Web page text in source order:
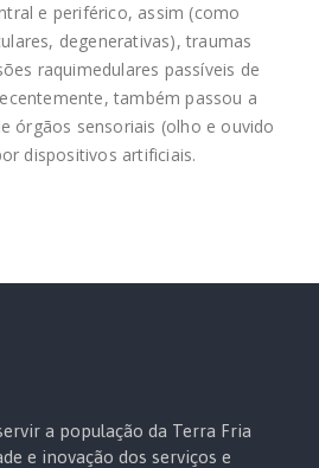
e periférico, assim (como
degenerativas), traumas
raquimedulares passíveis de
também passou a
órgãos sensoriais (olho e ouvido
dispositivos artificiais.
a população da Terra Fria
e inovação dos serviços e